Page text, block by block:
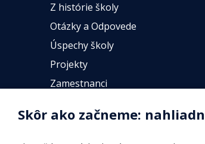
Z histórie školy
Otázky a Odpovede
Úspechy školy
Projekty
Zamestnanci
Identifikačné údaje školy
Úradné hodiny
Skôr ako začneme: